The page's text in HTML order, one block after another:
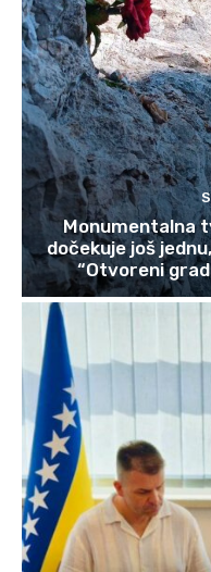
Monumentalna
dočekuje još
“Otvoreni